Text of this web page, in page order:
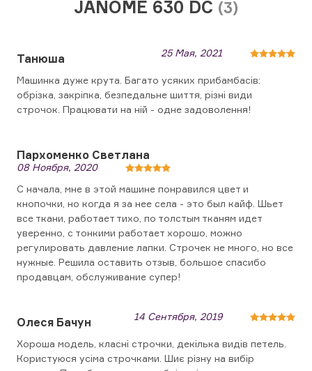
JANOME 630 DC (3)
Танюша 25 Мая, 2021
Машинка дуже крута. Багато усяких прибамбасів:
обрізка, закріпка, безпедальне шиття, різні види
строчок. Працювати на ній - одне задоволення!
Пархоменко Светлана
08 Ноября, 2020
С начала, мне в этой машине понравился цвет и
кнопочки, но когда я за нее села - это был кайф. Шьет
все ткани, работает тихо, по толстым тканям идет
уверенно, с тонкими работает хорошо, можно
регулировать давление лапки. Строчек не много, но все
нужные. Решила оставить отзыв, большое спасибо
продавцам, обслуживание супер!
Олеся Бачун 14 Сентября, 2019
Хороша модель, класні строчки, декілька видів петель.
Користуюся усіма строчками. Шиє різну на вибір